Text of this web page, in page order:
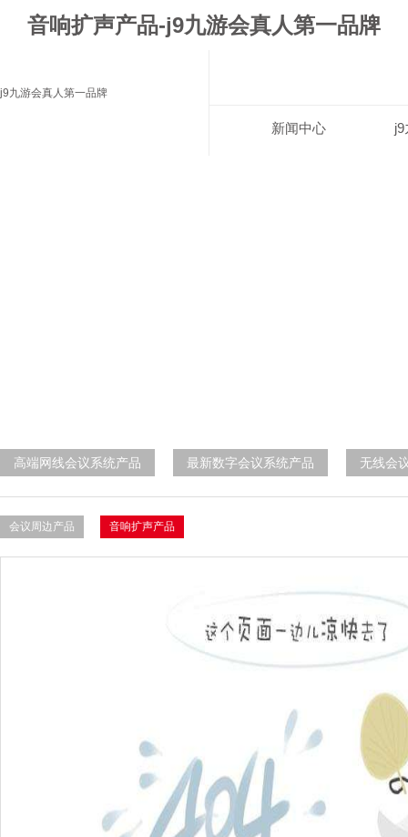
音响扩声产品-j9九游会真人第一品牌
j9九游会真人第一品牌
新闻中心
高端网线会议系统产品 最新数字会议系统产品 无线会
会议周边产品 音响扩声产品